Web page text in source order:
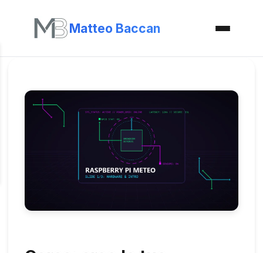
Matteo Baccan